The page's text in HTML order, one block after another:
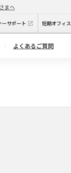
まへ
ーサポート 短期オフィス
よくあるご質問